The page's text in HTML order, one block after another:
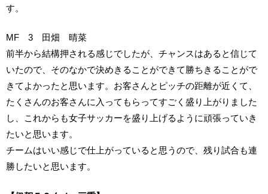
す。
MF 3 田畑 晴菜
前半から結構押される感じでしたが、チャンスはあると信じて
いたので、そのなかで決めきることができて勝ちきることがで
きてよかったと思います。お客さんとピッチの距離が近くて、
たくさんのお客さんに入ってもらってすごく盛り上がりました
し、これからも女子サッカーを盛り上げるように頑張っていき
たいと思います。
チームはいい感じで仕上がっていると思うので、残り試合も連
勝したいと思います。